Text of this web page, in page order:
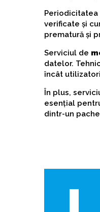
verificate și
prematură și
Serviciul de
datelor.
încât
În plus,
esențial
dintr-un